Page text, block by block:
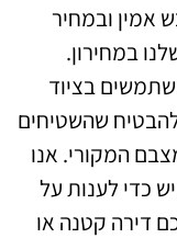
אמין ובמחיר
במחירון.
בציוד
שהשטיחים
המקורי. אנו
כדי לענות על
דירה קטנה או